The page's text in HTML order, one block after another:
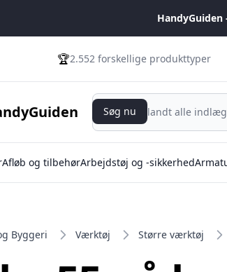
🏆2.552 forskellige produkttyper
Søg nu
Søg nu
Afløb og tilbehørArbejdstøj og -sikkerhed
Byggeri Værktøj Større værktøj